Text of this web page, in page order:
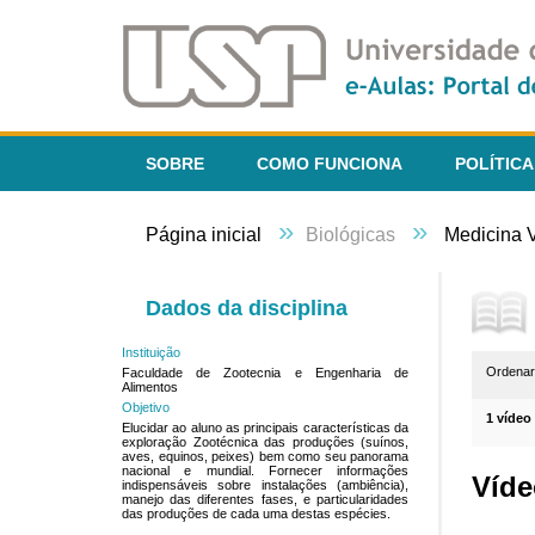
SOBRE COMO FUNCIONA
Página inicial » Biológicas » Medicina
Dados da disciplina
Instituição
Faculdade de Zootecnia e Engenharia de
Alimentos
Objetivo
Elucidar ao aluno as principais características da
exploração Zootécnica das produções (suínos,
aves, equinos, peixes) bem como seu panorama
nacional e mundial. Fornecer informações
indispensáveis sobre instalações (ambiência),
manejo das diferentes fases, e particularidades
das produções de cada uma destas espécies.
1